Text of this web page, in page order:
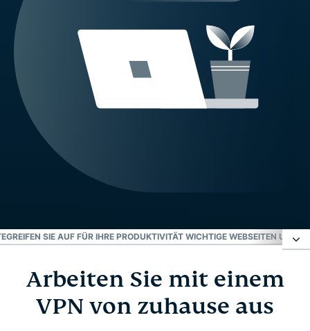
GREIFEN SIE AUF FÜR IHRE PRODUKTIVITÄT WICHTIGE WEBSEITEN UND
Arbeiten Sie mit einem VPN von zuhause aus
Nutzen Sie ein VPN für Ihr Homeoffice in 3
Arbeiten Sie mit einem
VPN von zuhause aus